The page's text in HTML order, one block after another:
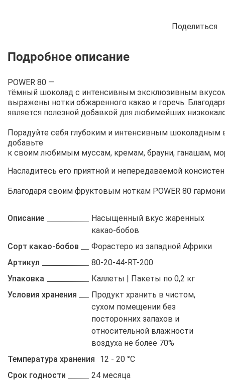
Поделиться
Описание Отзывы Рецепты
POWER 80 —
тёмный шоколад с интенсивным эксклюзивным
выражены нотки обжаренного какао и горечь.
является полезной добавкой для любимейших
Порадуйте себя глубоким и интенсивным шоколадным
добавьте
к своим любимым муссам, кремам, брауни, ганашам,
Насладитесь его приятной и непередаваемой
Благодаря своим фруктовым ноткам POWER 80
Описание
Насыщенный вкус жаренных
какао-бобов
Сорт какао-бобов
Форастеро из западной Африки
Артикул
80-20-44-RT-200
Упаковка
Каллеты | Пакеты по 0,2 кг
Условия хранения
Продукт хранить в чистом,
сухом помещении без
посторонних запахов и
относительной влажности
воздуха не более 70%
Температура хранения
12 - 20 °C
Срок годности
24 месяца